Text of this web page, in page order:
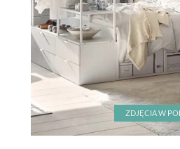
ZDJĘCIA W